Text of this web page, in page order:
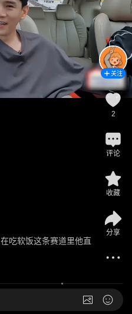
吃软饭这条赛道里他直
关注
2
评论
收藏
分享